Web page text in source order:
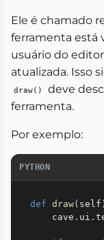
Ele é chamado
ferramenta está
usuário do
atualizada. Isso
draw()
deve
ferramenta.
Por exemplo:
PYTHON
def draw( self )
    cave
. ui .